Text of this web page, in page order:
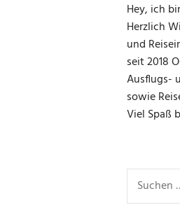
Hey, ich
Herzlich
und
seit 2018
Ausflugs-
sowie
Viel Spaß
nach: